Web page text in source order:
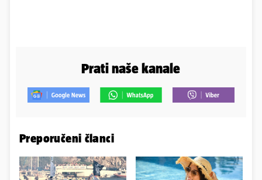
Prati naše kanale
Preporučeni članci